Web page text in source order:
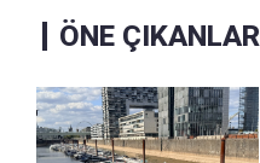
ÖNE ÇIKANLAR